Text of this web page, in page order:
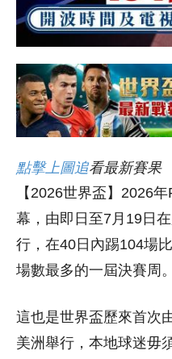
點擊上圖追看最新賽果
【2026世界盃】2026
幕，由即日至7月19日
行，在40日內踢104場
場數最多的一屆決賽周。
這也是世界盃歷來首次
美洲舉行，本地球迷毋